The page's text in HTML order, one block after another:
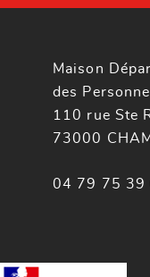
Maison
des
110 rue Ste
73000
04 79 75 39